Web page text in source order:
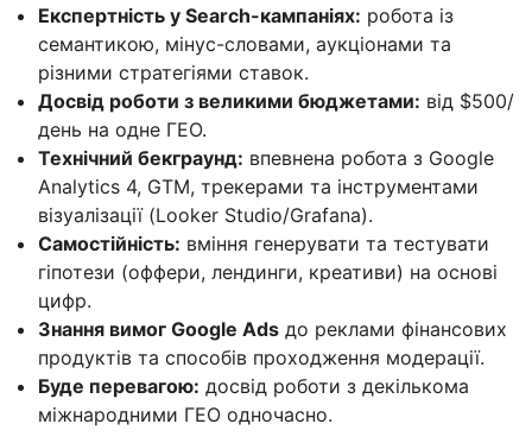
Експертність у Search-кампаніях: робота із
семантикою, мінус-словами, аукціонами та
різними стратегіями ставок.
Досвід роботи з великими бюджетами: від $500/
день на одне ГЕО.
Технічний бекграунд: впевнена робота з Google
Analytics 4, GTM, трекерами та інструментами
візуалізації (Looker Studio/Grafana).
Самостійність: вміння генерувати та тестувати
гіпотези (оффери, лендинги, креативи) на основі
цифр.
Знання вимог Google Ads до реклами фінансових
продуктів та способів проходження модерації.
Буде перевагою: досвід роботи з декількома
міжнародними ГЕО одночасно.